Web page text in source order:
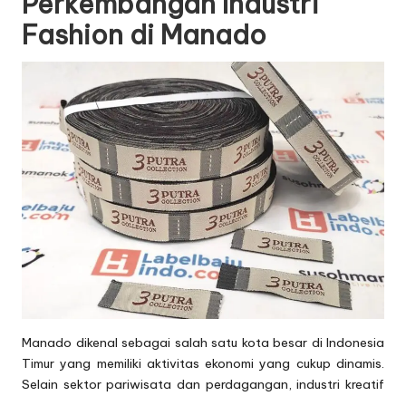
Fashion di Manado
Manado dikenal sebagai salah satu kota besar di Indonesia
Timur yang memiliki aktivitas ekonomi yang cukup dinamis.
Selain sektor pariwisata dan perdagangan, industri kreatif